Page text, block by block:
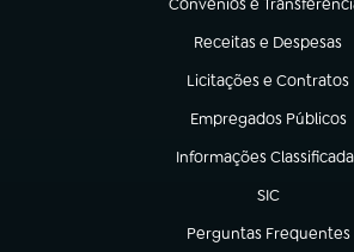
Convênios e
(abre em nova aba)
Receitas e Despesas
(abre em nova aba)
Licitações e Contratos
(abre em nova aba)
Empregados Públicos
(abre em nova aba)
Informações
(abre em nova aba)
SIC
(abre em
Perguntas Frequentes
(abre em nova aba)